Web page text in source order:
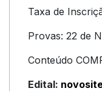
Taxa de
Provas: 22 de
Conteúdo
Edital: